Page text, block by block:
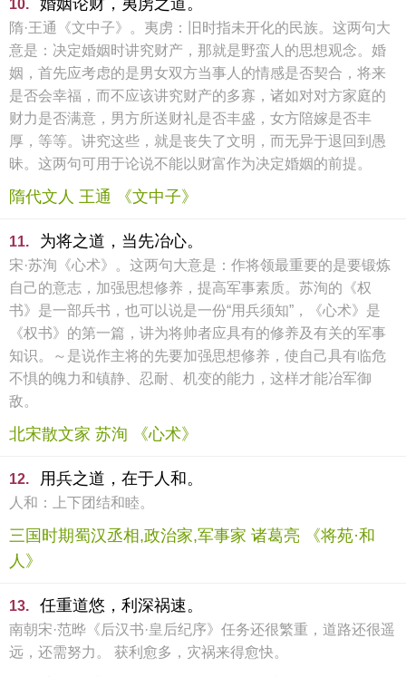
10. 婚姻论财，夷虏之道。
隋·王通《文中子》。夷虏：旧时指未开化的民族。这两句大
意是：决定婚姻时讲究财产，那就是野蛮人的思想观念。婚
姻，首先应考虑的是男女双方当事人的情感是否契合，将来
是否会幸福，而不应该讲究财产的多寡，诸如对对方家庭的
财力是否满意，男方所送财礼是否丰盛，女方陪嫁是否丰
厚，等等。讲究这些，就是丧失了文明，而无异于退回到愚
昧。这两句可用于论说不能以财富作为决定婚姻的前提。
隋代文人 王通 《文中子》
11. 为将之道，当先冶心。
宋·苏洵《心术》。这两句大意是：作将领最重要的是要锻炼
自己的意志，加强思想修养，提高军事素质。苏洵的《权
书》是一部兵书，也可以说是一份“用兵须知”，《心术》是
《权书》的第一篇，讲为将帅者应具有的修养及有关的军事
知识。～是说作主将的先要加强思想修养，使自己具有临危
不惧的魄力和镇静、忍耐、机变的能力，这样才能冶军御
敌。
北宋散文家 苏洵 《心术》
12. 用兵之道，在于人和。
人和：上下团结和睦。
三国时期蜀汉丞相,政治家,军事家 诸葛亮 《将苑·和
人》
13. 任重道悠，利深祸速。
南朝宋·范晔《后汉书·皇后纪序》任务还很繁重，道路还很遥
远，还需努力。 获利愈多，灾祸来得愈快。